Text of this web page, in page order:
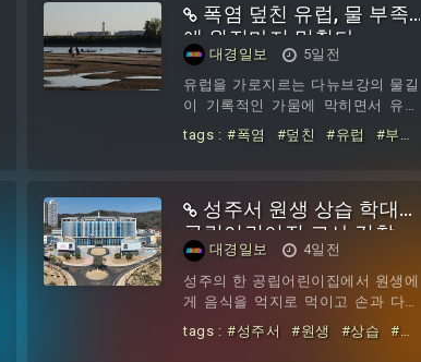
폭염 덮친 유럽, 물 부족
에 원전마저 멈췄다
대경일보
5일전
유럽을 가로지르는 다뉴브강의 물길
이 기록적인 가뭄에 막히면서 유역
국가들의 전력 생산에도 비상이 걸렸
다. 헝가리에서는 전체 전력의 약
소의 발전량도 설비용량의 20∼30%
수준까지 떨어졌다.머저르 페테르 헝
가리 총리는 2일 영상 메시지를 통해
팍스 원자력발전소가 44년 만에 처
음으로 가동을 전면 중단한다고 밝혔
다. 그는 향후 닷새가 전력 수급의 중
대한 고비가 될 것이라며 시민들에게
tags : #폭염 #덮친 #유럽
#부족
성주서 원생 상습 학대한
공립어린이집 교사 검찰
송치대경일보
4일전
성주의 한 공립어린이집에서 원생에
게 음식을 억지로 먹이고 손과 다리
를 뾰족한 침으로 찌르는 등 학대를
한 혐의를 받는 교사가 검찰에 넘겨
tags : #성주서 #원생 #상습
#학